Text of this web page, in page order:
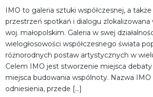
IMO to galeria sztuki współczesnej, a
przestrzeń spotkań i dialogu zlokalizowana
woj. małopolskim. Galeria w swej
wielogłosowości współczesnego świata
różnorodnych postaw artystycznych w
Celem IMO jest stworzenie miejsca
miejsca budowania wspólnoty. Nazwa IMO
odniesienia, przede […]